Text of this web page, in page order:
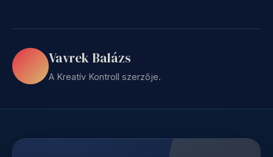
Vavrek Balázs
A Kreatív Kontroll szerzője.